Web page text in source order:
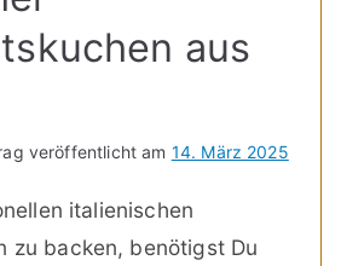
aus
veröffentlicht am 14. März 2025
italienischen
zu backen, benötigst Du